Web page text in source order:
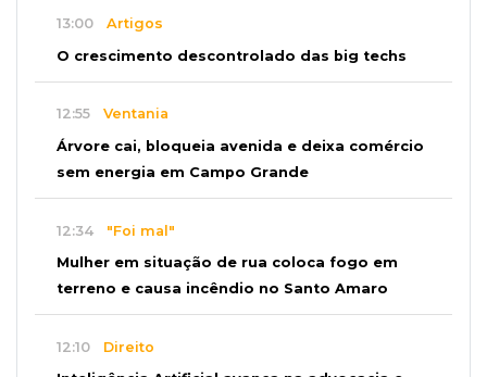
13:00 Artigos
O crescimento descontrolado das big techs
12:55 Ventania
Árvore cai, bloqueia avenida e deixa comércio
sem energia em Campo Grande
12:34 "Foi mal"
Mulher em situação de rua coloca fogo em
terreno e causa incêndio no Santo Amaro
12:10 Direito